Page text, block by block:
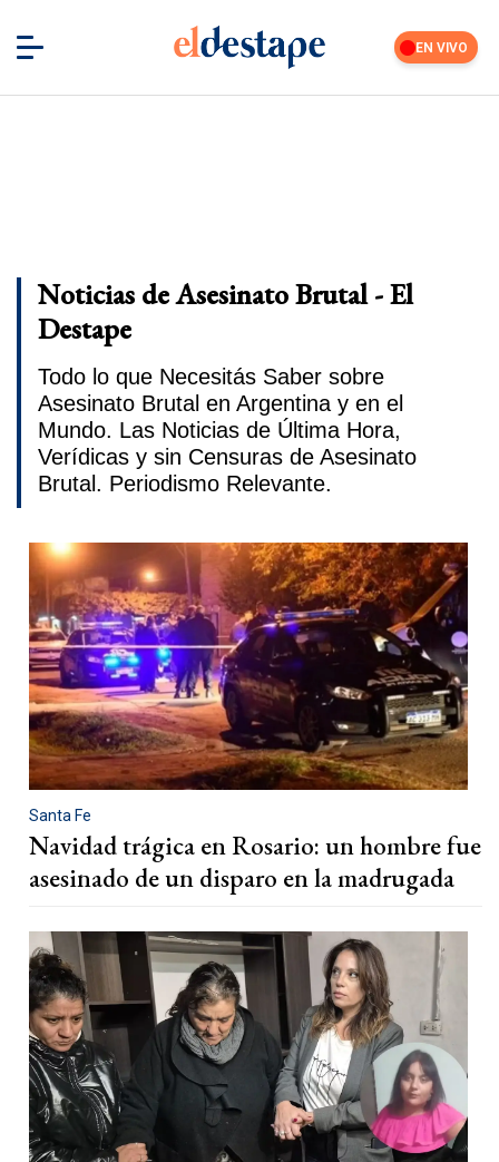
EN VIVO
Noticias de Asesinato Brutal - El
Destape
Todo lo que Necesitás Saber sobre
Asesinato Brutal en Argentina y en el
Mundo. Las Noticias de Última Hora,
Verídicas y sin Censuras de Asesinato
Brutal. Periodismo Relevante.
Santa Fe
Navidad trágica en Rosario: un hombre fue
asesinado de un disparo en la madrugada